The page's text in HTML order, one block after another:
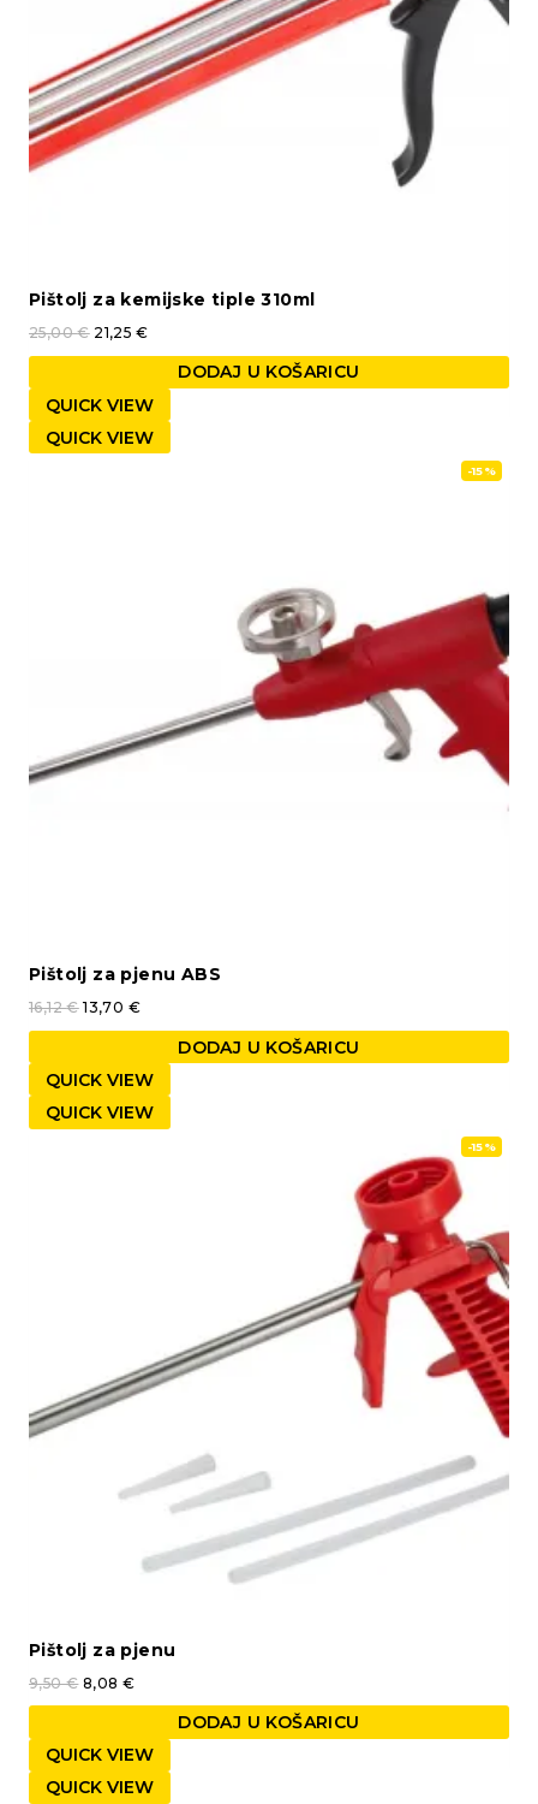
Pištolj za kemijske tiple 310ml
25,00€ 21,25 €
DODAJ U KOŠARICU
QUICK VIEW
QUICK VIEW
-15%
Pištolj za pjenu ABS
16,12€ 13,70 €
DODAJ U KOŠARICU
QUICK VIEW
QUICK VIEW
-15%
Pištolj za pjenu
9,50€ 8,08 €
DODAJ U KOŠARICU
QUICK VIEW
QUICK VIEW